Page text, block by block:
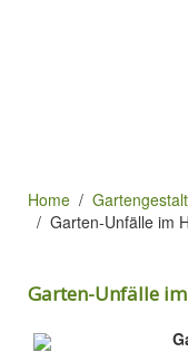
Home
Garten-Unfälle im
Garten-Unfälle